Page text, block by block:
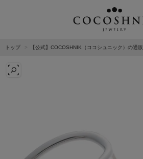
BLACELET/BANGLE
WRISTWATCH
トップ 【公式】COCOSHNIK（ココシュニック）の通販